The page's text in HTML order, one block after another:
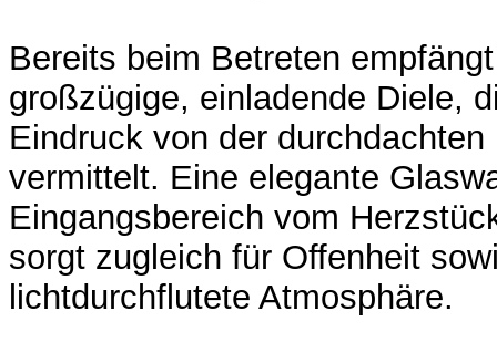
Bereits beim Betreten
großzügige, einladende Diele,
Eindruck von der
vermittelt. Eine elegante
Eingangsbereich vom
sorgt zugleich für Offenheit
lichtdurchflutete Atmosphäre.